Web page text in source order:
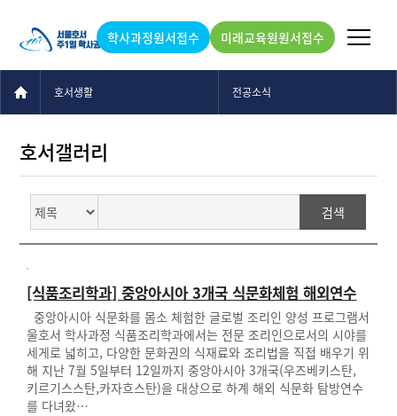
학사과정원서접수 미래교육원원서접수
호서생활 전공소식
호서갤러리
[식품조리학과] 중앙아시아 3개국 식문화체험 해외연수
중앙아시아 식문화를 몸소 체험한 글로벌 조리인 양성 프로그램서
울호서 학사과정 식품조리학과에서는 전문 조리인으로서의 시야를
세게로 넓히고, 다양한 문화권의 식재료와 조리법을 직접 배우기 위
해 지난 7월 5일부터 12일까지 중앙아시아 3개국(우즈베키스탄,
키르기스스탄,카자흐스탄)을 대상으로 하계 해외 식문화 탐방연수
를 다녀왔…